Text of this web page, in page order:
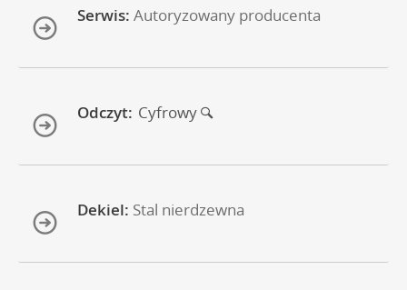
Serwis: Autoryzowany producenta
Odczyt: Cyfrowy
Dekiel: Stal nierdzewna